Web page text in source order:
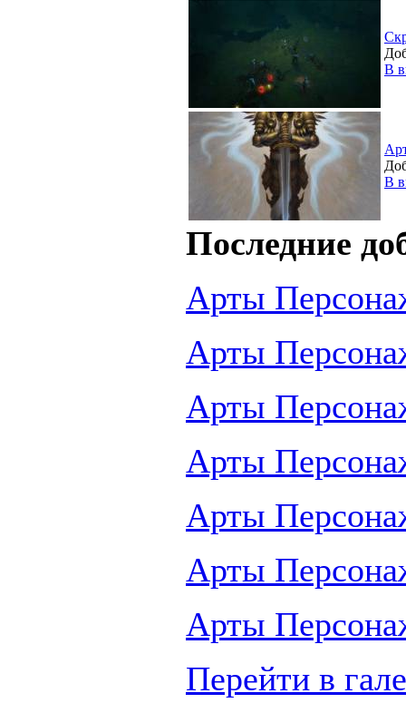
В
В
Последние
Арты
Арты
Арты
Арты
Арты
Арты
Арты
Перейти в